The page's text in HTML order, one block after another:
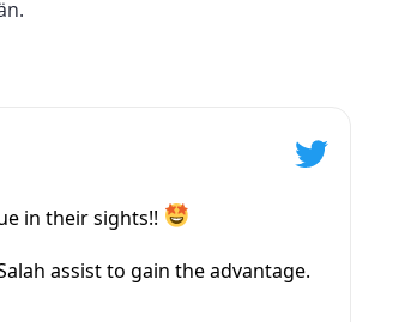
in their sights!!
assist to gain the advantage.